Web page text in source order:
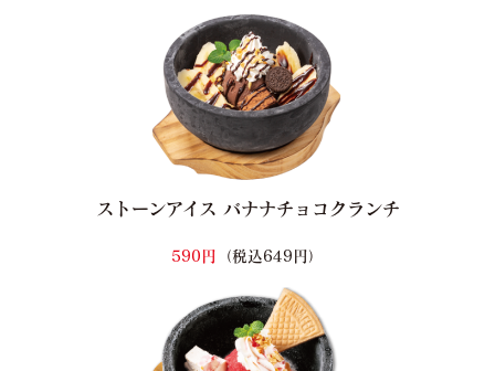
ストーンアイス バナナチョコクランチ
590円 （税込649円）